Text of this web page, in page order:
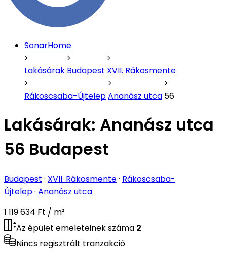
SonarHome
Lakásárak Budapest XVII. Rákosmente
Rákoscsaba-ÚjtelepAnanász utca 56
Lakásárak: Ananász utca
56 Budapest
Budapest · XVII. Rákosmente· Rákoscsaba-
Újtelep· Ananász utca
1 119 634 Ft / m²
Az épület emeleteinek száma 2
Nincs regisztrált tranzakció